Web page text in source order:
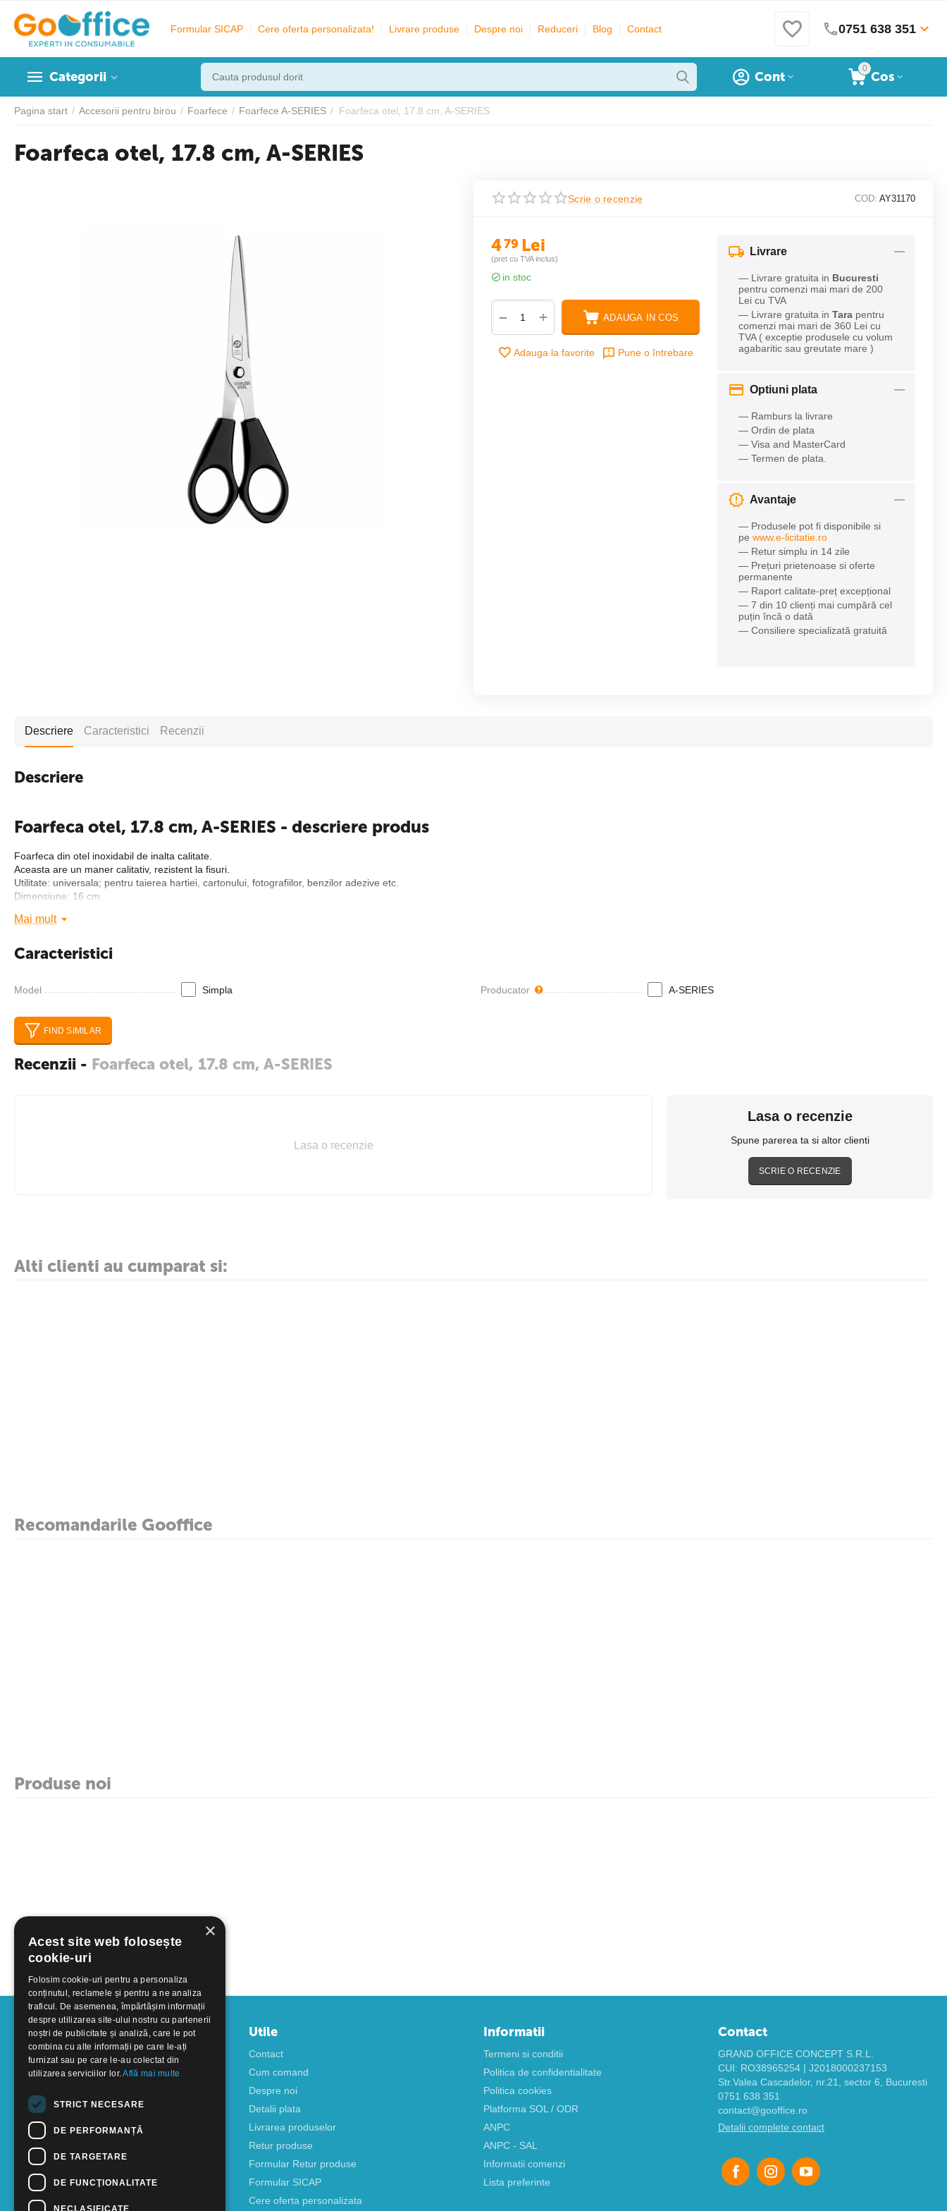
Formular SICAP Cere oferta personalizata! Livrare produse Despre noi Reduceri Blog Contact 0751 638 351
Categorii
0
Cos
Cont
Pagina start / Accesorii pentru birou / Foarfece / Foarfece A-SERIES / Foarfeca otel, 17.8 cm, A-SERIES
Foarfeca otel, 17.8 cm, A-SERIES
Scrie o recenzie COD: AY31170
479 Lei
(pret cu TVA inclus)
in stoc
+
− ADAUGA IN COS
Adauga la favorite Pune o întrebare
Livrare
— Livrare gratuita in Bucuresti
pentru comenzi mai mari de 200
Lei cu TVA
— Livrare gratuita in Tara pentru
comenzi mai mari de 360 Lei cu
TVA ( exceptie produsele cu volum
agabaritic sau greutate mare )
Optiuni plata
— Ramburs la livrare
— Ordin de plata
— Visa and MasterCard
— Termen de plata.
Avantaje
— Produsele pot fi disponibile si
pe www.e-licitatie.ro
— Retur simplu in 14 zile
— Prețuri prietenoase si oferte
permanente
— Raport calitate-preț excepțional
— 7 din 10 clienți mai cumpără cel
puțin încă o dată
— Consiliere specializată gratuită
Descriere Caracteristici Recenzii
Descriere
Foarfeca otel, 17.8 cm, A-SERIES - descriere produs
Foarfeca din otel inoxidabil de inalta calitate.
Aceasta are un maner calitativ, rezistent la fisuri.
Utilitate: universala; pentru taierea hartiei, cartonului, fotografiilor, benzilor adezive etc.
Dimensiune: 16 cm.
Producator:A-SERIES
Mai mult
Caracteristici
Model Simpla Producator A-SERIES
FIND SIMILAR
Recenzii - Foarfeca otel, 17.8 cm, A-SERIES
Lasa o recenzie
Lasa o recenzie
Spune parerea ta si altor clienti
SCRIE O RECENZIE
Alti clienti au cumparat si:
Recomandarile Gooffice
Produse noi
Contul meu
Creati cont
Utile
Contact
Cum comand
Despre noi
Detalii plata
Livrarea produselor
Retur produse
Formular Retur produse
Formular SICAP
Cere oferta personalizata
Informatii
Termeni si conditii
Politica de confidentialitate
Politica cookies
Platforma SOL / ODR
ANPC
ANPC - SAL
Informatii comenzi
Lista preferinte
Contact
GRAND OFFICE CONCEPT S.R.L.
CUI: RO38965254 | J2018000237153
Str.Valea Cascadelor, nr.21, sector 6, Bucuresti
0751 638 351
contact@gooffice.ro
Detalii complete contact
×
Acest site web folosește
cookie-uri
Folosim cookie-uri pentru a personaliza
conținutul, reclamele și pentru a ne analiza
traficul. De asemenea, împărtășim informații
despre utilizarea site-ului nostru cu partenerii
noștri de publicitate și analiză, care le pot
combina cu alte informații pe care le-ați
furnizat sau pe care le-au colectat din
utilizarea serviciilor lor.Află mai multe
STRICT NECESARE
DE PERFORMANȚĂ
DE TARGETARE
DE FUNCŢIONALITATE
NECLASIFICATE